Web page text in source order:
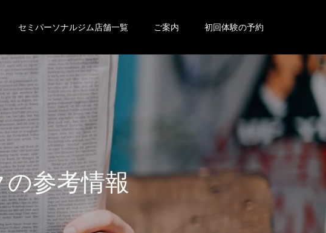
セミパーソナルジム店舗一覧 ご案内 初回体験の予約
の参考情報